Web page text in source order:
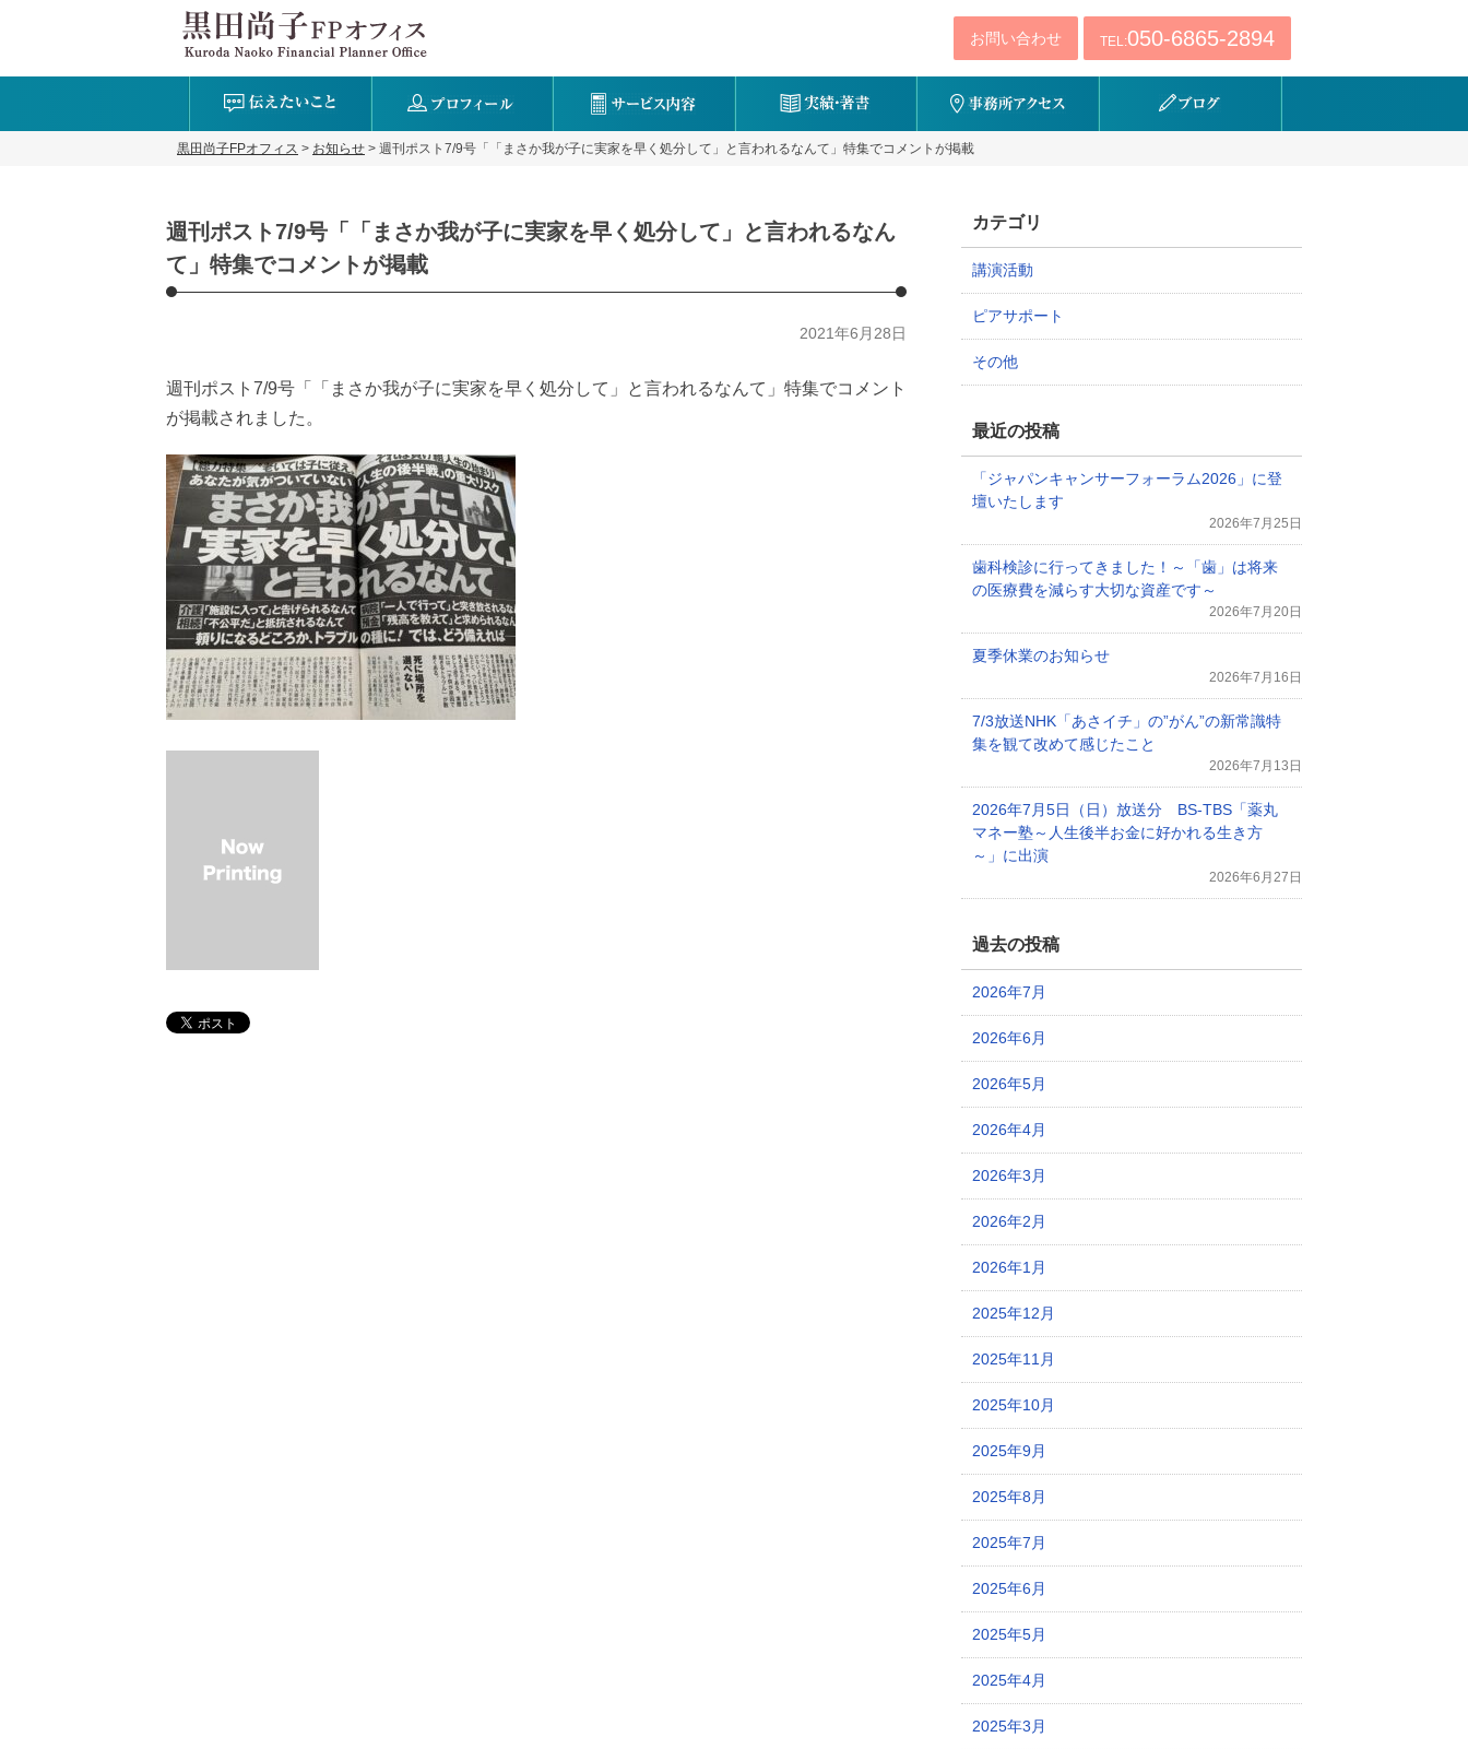
TEL:050-6865-2894
お問い合わせ
黒田尚子FPオフィス > お知らせ > 週刊ポスト7/9号「「まさか我が子に実家を早く処分して」と言われるなんて」特集でコメントが掲載
週刊ポスト7/9号「「まさか我が子に実家を早く処分して」と言われるなん
て」特集でコメントが掲載
2021年6月28日
週刊ポスト7/9号「「まさか我が子に実家を早く処分して」と言われるなんて」特集でコメント
が掲載されました。
カテゴリ
講演活動
ピアサポート
その他
最近の投稿
「ジャパンキャンサーフォーラム2026」に登
壇いたします
2026年7月25日
歯科検診に行ってきました！～「歯」は将来
の医療費を減らす大切な資産です～
2026年7月20日
夏季休業のお知らせ
2026年7月16日
7/3放送NHK「あさイチ」の”がん”の新常識特
集を観て改めて感じたこと
2026年7月13日
2026年7月5日（日）放送分 BS-TBS「薬丸
マネー塾～人生後半お金に好かれる生き方
～」に出演
2026年6月27日
過去の投稿
2026年7月
2026年6月
2026年5月
2026年4月
2026年3月
2026年2月
2026年1月
2025年12月
2025年11月
2025年10月
2025年9月
2025年8月
2025年7月
2025年6月
2025年5月
2025年4月
2025年3月